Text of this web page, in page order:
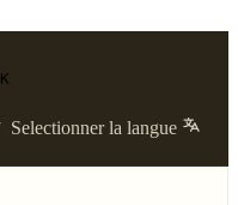
K
Selectionner la langue